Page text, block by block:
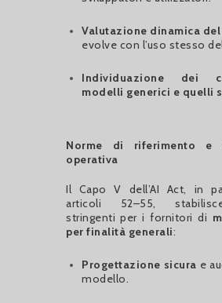
Valutazione dinamica
evolve con l’uso stesso
Individuazione dei
modelli generici e quelli
Norme di riferimento e
operativa
Il Capo V dell’AI Act, in
articoli 52–55,
stringenti per i fornitori di
per finalità generali:
Progettazione sicura e
modello.